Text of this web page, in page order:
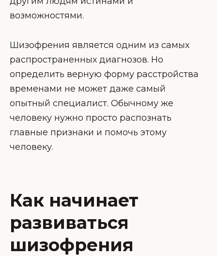
возможностями.
Шизофрения является одним из самых
распространенных диагнозов. Но
определить верную форму расстройства
временами не может даже самый
опытный специалист. Обычному же
человеку нужно просто распознать
главные признаки и помочь этому
человеку.
Как начинает
развиваться
шизофрения